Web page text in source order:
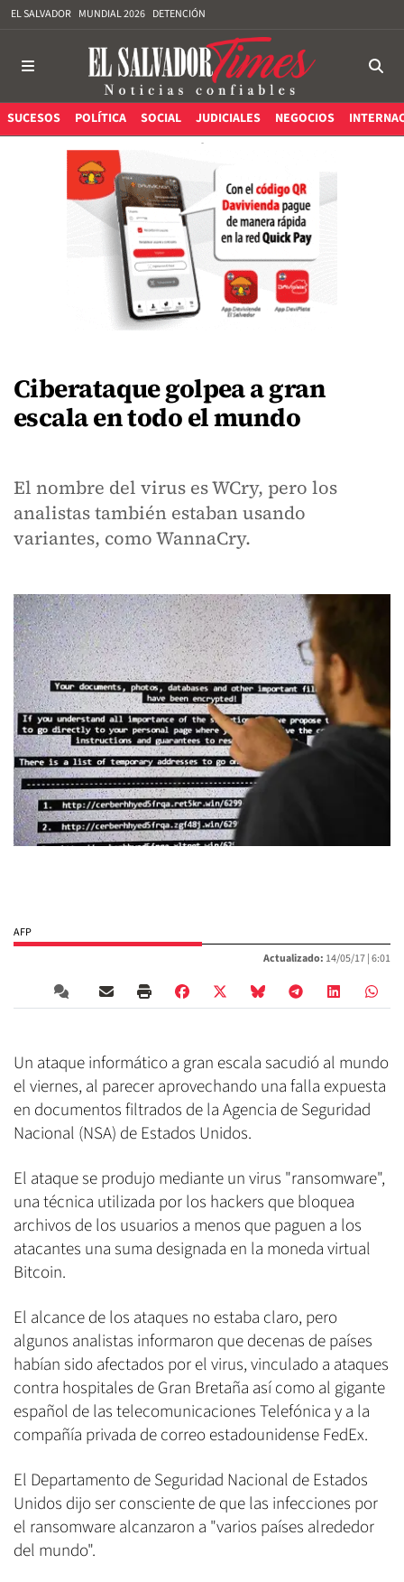
EL SALVADOR MUNDIAL 2026 DETENCIÓN
SUCESOS POLÍTICA SOCIAL JUDICIALES NEGOCIOS
Ciberataque golpea a gran
escala en todo el mundo
El nombre del virus es WCry, pero los
analistas también estaban usando
variantes, como WannaCry.
AFP
Actualizado: 14/05/17 |6:01
Un ataque informático a gran escala sacudió al mundo
el viernes, al parecer aprovechando una falla expuesta
en documentos filtrados de la Agencia de Seguridad
Nacional (NSA) de Estados Unidos.
El ataque se produjo mediante un virus "ransomware",
una técnica utilizada por los hackers que bloquea
archivos de los usuarios a menos que paguen a los
atacantes una suma designada en la moneda virtual
Bitcoin.
El alcance de los ataques no estaba claro, pero
algunos analistas informaron que decenas de países
habían sido afectados por el virus, vinculado a ataques
contra hospitales de Gran Bretaña así como al gigante
español de las telecomunicaciones Telefónica y a la
compañía privada de correo estadounidense FedEx.
El Departamento de Seguridad Nacional de Estados
Unidos dijo ser consciente de que las infecciones por
el ransomware alcanzaron a "varios países alrededor
del mundo".